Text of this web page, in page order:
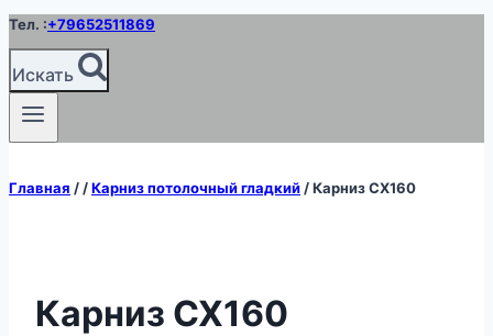
Перейти
содержимому
Тел. :+79652511869
Искать
Главная / /Карниз потолочный гладкий /Карниз CX160
Карниз CX160